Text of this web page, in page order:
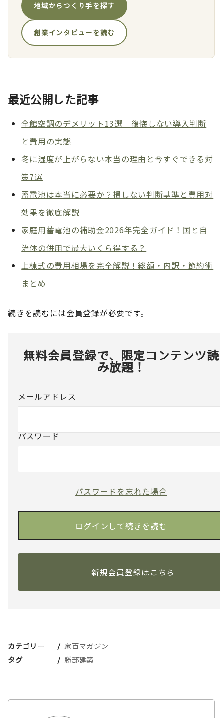
地域からつくり手を探す
創業インタビューを読む
最近公開した記事
全館空調のデメリット13選｜後悔しない導入判断
と費用の実態
冬に湿度が上がらない本当の理由と今すぐできる対
策7選
蓄電池は本当に必要か？損しない判断基準と費用対
効果を徹底解説
家庭用蓄電池の補助金2026年完全ガイド！国と自
治体の併用で最大いくら得する？
上棟式の費用相場を完全解説！総額・内訳・節約術
まとめ
続きを読むには会員登録が必要です。
無料会員登録で、限定コンテンツ読
み放題！
メールアドレス
パスワード
パスワードを忘れた場合
新規会員登録はこちら
カテゴリー
家百マガジン
タグ
勝部建築